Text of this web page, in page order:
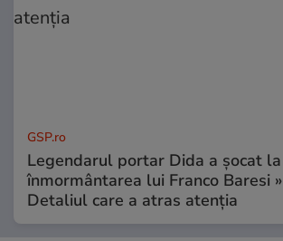
GSP.ro
Legendarul portar Dida a șocat la
înmormântarea lui Franco Baresi »
Detaliul care a atras atenția